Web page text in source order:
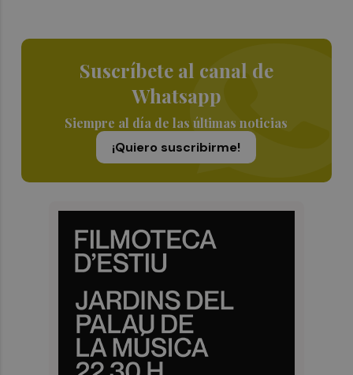
Suscríbete al canal de
Whatsapp
Siempre al día de las últimas noticias
¡Quiero suscribirme!